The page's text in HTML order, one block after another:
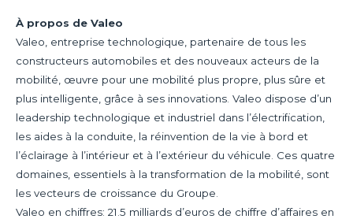
À propos de Valeo
Valeo, entreprise technologique, partenaire de tous les
constructeurs automobiles et des nouveaux acteurs de la
mobilité, œuvre pour une mobilité plus propre, plus sûre et
plus intelligente, grâce à ses innovations. Valeo dispose d’un
leadership technologique et industriel dans l’électrification,
les aides à la conduite, la réinvention de la vie à bord et
l’éclairage à l’intérieur et à l’extérieur du véhicule. Ces quatre
domaines, essentiels à la transformation de la mobilité, sont
les vecteurs de croissance du Groupe.
Valeo en chiffres: 21.5 milliards d’euros de chiffre d’affaires en